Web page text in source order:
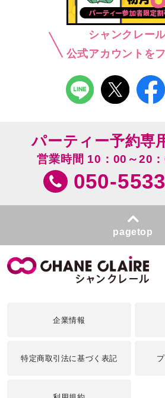
シャンクレー
公式アカウントを
パーティー予約専
営業時間 10：00～20
050-
pagetop
企業情報
特定商取引法に基づく表記